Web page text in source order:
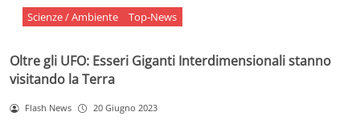
Scienze / Ambiente Top-News
Oltre gli UFO: Esseri Giganti Interdimensionali stanno
visitando la Terra
Flash News 20 Giugno 2023